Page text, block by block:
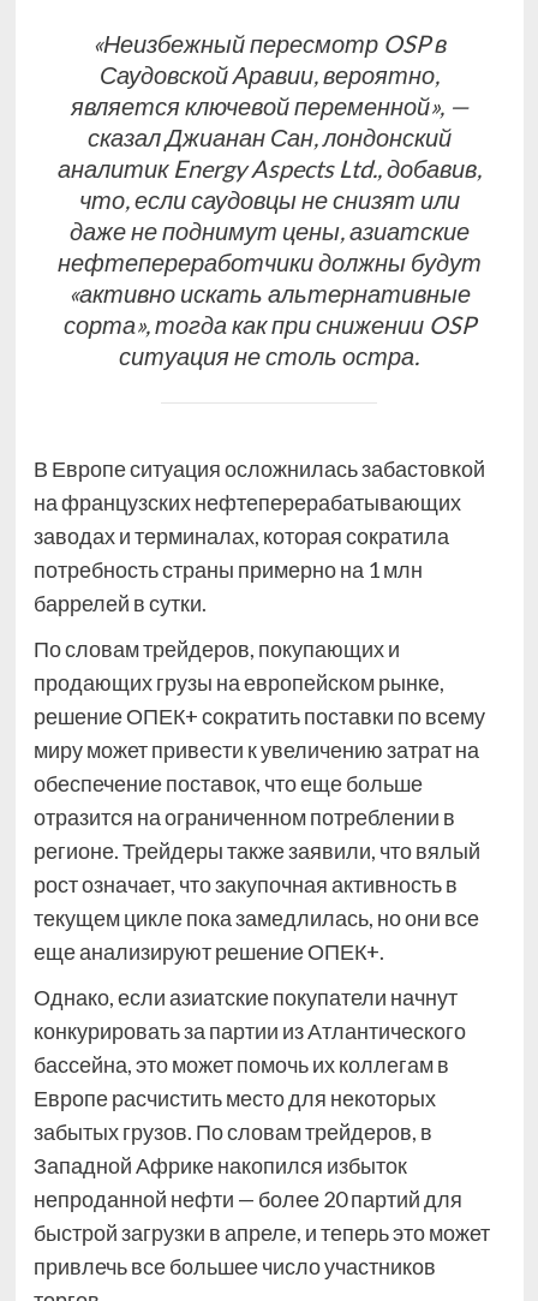
«Неизбежный пересмотр OSP в
Саудовской Аравии, вероятно,
является ключевой переменной», —
сказал Джианан Сан, лондонский
аналитик Energy Aspects Ltd., добавив,
что, если саудовцы не снизят или
даже не поднимут цены, азиатские
нефтепереработчики должны будут
«активно искать альтернативные
сорта», тогда как при снижении OSP
ситуация не столь остра.
В Европе ситуация осложнилась забастовкой
на французских нефтеперерабатывающих
заводах и терминалах, которая сократила
потребность страны примерно на 1 млн
баррелей в сутки.
По словам трейдеров, покупающих и
продающих грузы на европейском рынке,
решение ОПЕК+ сократить поставки по всему
миру может привести к увеличению затрат на
обеспечение поставок, что еще больше
отразится на ограниченном потреблении в
регионе. Трейдеры также заявили, что вялый
рост означает, что закупочная активность в
текущем цикле пока замедлилась, но они все
еще анализируют решение ОПЕК+.
Однако, если азиатские покупатели начнут
конкурировать за партии из Атлантического
бассейна, это может помочь их коллегам в
Европе расчистить место для некоторых
забытых грузов. По словам трейдеров, в
Западной Африке накопился избыток
непроданной нефти — более 20 партий для
быстрой загрузки в апреле, и теперь это может
привлечь все большее число участников